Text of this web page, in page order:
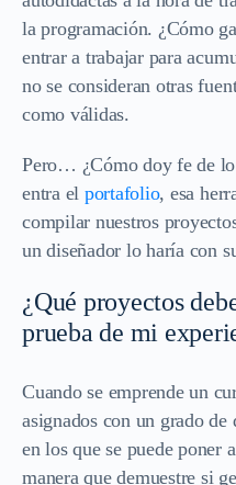
la programación. ¿Cómo
entrar a trabajar para
no se consideran otras
como válidas.
Pero… ¿Cómo doy fe de lo
entra el portafolio, esa
compilar nuestros
un diseñador lo haría con
¿Qué proyectos
prueba de mi
Cuando se emprende un
asignados con un grado
en los que se puede poner
manera que demuestre si